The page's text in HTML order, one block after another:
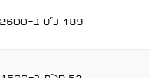
189 כ"ס ב-2600 סל"ד